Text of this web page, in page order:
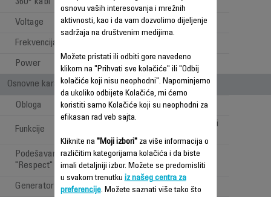
Voltage 220-240 V
Frekvencija
Power 1100-1300 W
Osnovne karakteristike
Obloga Keramička
Funkcije
Sušenje, feniranje i
Podešavanje temperature
"Respect"
Generator jona
osnovu vaših interesovanja i mrežnih
aktivnosti, kao i da vam dozvolimo dijeljenje
sadržaja na društvenim medijima.
Možete pristati ili odbiti gore navedeno
klikom na "Prihvati sve kolačiće" ili "Odbij
kolačiće koji nisu neophodni". Napominjemo
da ukoliko odbijete Kolačiće, mi ćemo
koristiti samo Kolačiće koji su neophodni za
efikasan rad veb sajta.
Kliknite na "Moji izbori"za više informacija o
različitim kategorijama kolačića i da biste
imali detaljniji izbor. Možete se predomisliti
u svakom trenutku iz našeg centra za
preferencije. Možete saznati više tako što